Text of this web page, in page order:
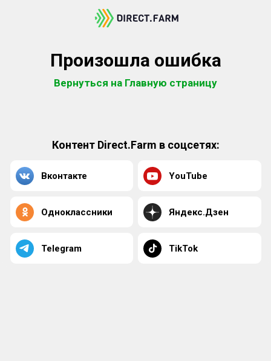
Произошла ошибка
Вернуться на Главную страницу
Контент Direct.Farm в соцсетях:
Вконтакте YouTube
Одноклассники Яндекс.Дзен
Telegram TikTok